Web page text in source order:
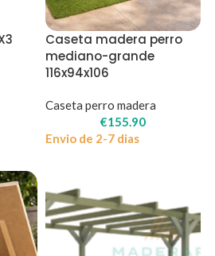
Caseta madera perro
mediano-grande
116x94x106
Caseta perro madera
€155.90
Envio de 2-7 dias